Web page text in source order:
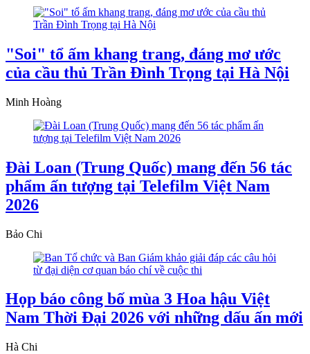
"Soi" tổ ấm khang trang, đáng mơ ước
của cầu thủ Trần Đình Trọng tại Hà Nội
Minh Hoàng
Đài Loan (Trung Quốc) mang đến 56 tác
phẩm ấn tượng tại Telefilm Việt Nam
2026
Bảo Chi
Họp báo công bố mùa 3 Hoa hậu Việt
Nam Thời Đại 2026 với những dấu ấn mới
Hà Chi